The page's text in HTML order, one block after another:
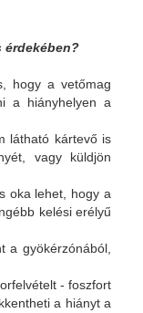
érdekében?
hogy a vetőmag
a hiányhelyen a
látható kártevő is
vagy küldjön
oka lehet, hogy a
kelési erélyű
a gyökérzónából,
- foszfort
a hiányt a